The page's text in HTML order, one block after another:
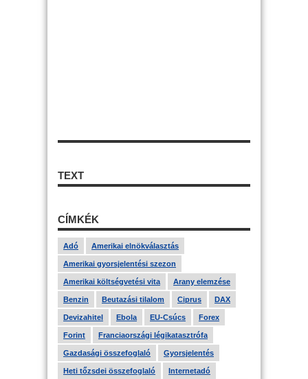
TEXT
CÍMKÉK
Adó Amerikai elnökválasztás
Amerikai gyorsjelentési szezon
Amerikai költségvetési vita Arany elemzése
Benzin Beutazási tilalom Ciprus DAX
Devizahitel Ebola EU-Csúcs Forex
Forint Franciaországi légikatasztrófa
Gazdasági összefoglaló Gyorsjelentés
Heti tőzsdei összefoglaló Internetadó